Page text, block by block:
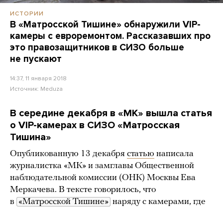
ИСТОРИИ
В «Матросской Тишине» обнаружили VIP-
камеры с евроремонтом. Рассказавших про
это правозащитников в СИЗО больше
не пускают
14:37, 11 января 2018
Источник: Meduza
В середине декабря в «МК» вышла статья
о VIP-камерах в СИЗО «Матросская
Тишина»
Опубликованную 13 декабря статью написала
журналистка «МК» и замглавы Общественной
наблюдательной комиссии (ОНК) Москвы Ева
Меркачева. В тексте говорилось, что
в «Матросской Тишине» наряду с камерами, где